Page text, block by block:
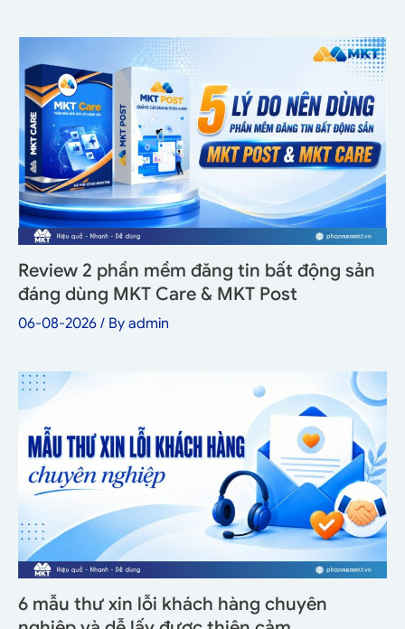
Review 2 phần mềm đăng tin bất động sản
đáng dùng MKT Care & MKT Post
06-08-2026 / By admin
6 mẫu thư xin lỗi khách hàng chuyên